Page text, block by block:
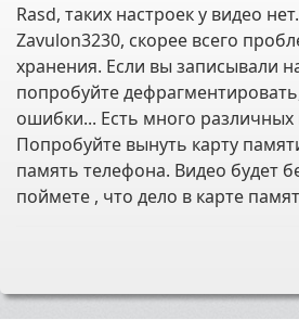
Rasd, таких настроек у видео
Zavulon3230, скорее всего
хранения. Если вы записывали
попробуйте
ошибки... Есть много
Попробуйте вынуть карту
память телефона. Видео будет
поймете , что дело в карте